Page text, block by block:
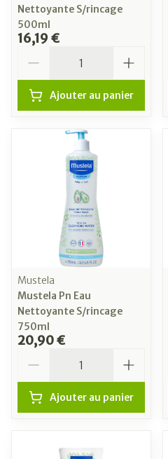
Nettoyante S/rincage
500ml
16,19 €
Ajouter au panier
Mustela
Mustela Pn Eau
Nettoyante S/rincage
750ml
20,90 €
Ajouter au panier